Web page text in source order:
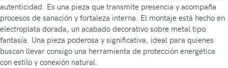
autenticidad. Es una pieza que transmite presencia y acompaña
procesos de sanación y fortaleza interna. El montaje está hecho en
electroplata dorada, un acabado decorativo sobre metal tipo
fantasía. Una pieza poderosa y significativa, ideal para quienes
buscan llevar consigo una herramienta de protección energética
con estilo y conexión natural.